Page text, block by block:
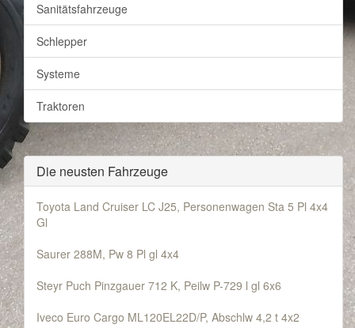
Sanitätsfahrzeuge
Schlepper
Systeme
Traktoren
Die neusten Fahrzeuge
Toyota Land Cruiser LC J25, Personenwagen Sta 5 Pl 4x4
Gl
Saurer 288M, Pw 8 Pl gl 4x4
Steyr Puch Pinzgauer 712 K, Peilw P-729 l gl 6x6
Iveco Euro Cargo ML120EL22D/P, Abschlw 4,2 t 4x2